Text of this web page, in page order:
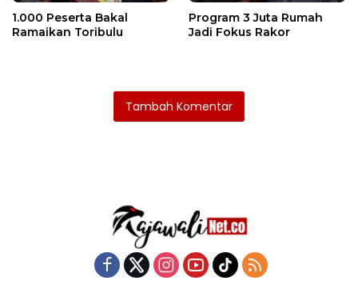
1.000 Peserta Bakal
Ramaikan Toribulu
Program 3 Juta Rumah
Jadi Fokus Rakor
Tambah Komentar